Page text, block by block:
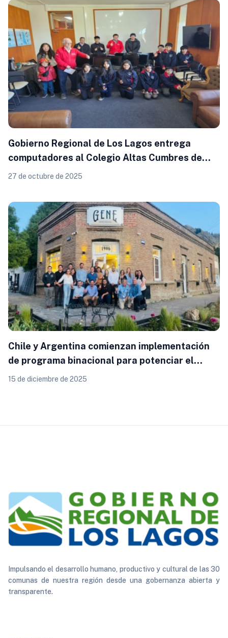
Gobierno Regional de Los Lagos entrega
computadores al Colegio Altas Cumbres de
Puerto Varas
27 de octubre de 2025
Chile y Argentina comienzan implementación
de programa binacional para potenciar el
turismo en la Patagonia
15 de diciembre de 2025
Impulsando el desarrollo humano, productivo y cultural de las 30
comunas de nuestra región desde una gobernanza abierta y
transparente.